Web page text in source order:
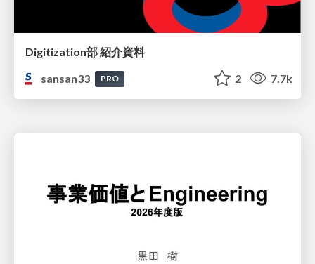
Digitization部 紹介資料
sansan33
PRO 2 7.7k